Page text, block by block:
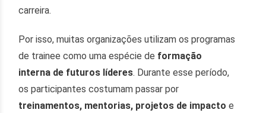
carreira.
Por isso, muitas organizações utilizam os programas
de trainee como uma espécie de formação
interna de futuros líderes. Durante esse período,
os participantes costumam passar por
treinamentos, mentorias, projetos de impactoe